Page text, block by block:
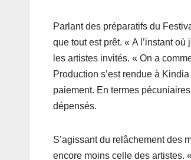
Parlant des préparatifs du
que tout est prêt. « A l’instant
les artistes invités. « On a
Production s’est rendue à
paiement. En termes
dépensés.
S’agissant du relâchement des
encore moins celle des artistes.